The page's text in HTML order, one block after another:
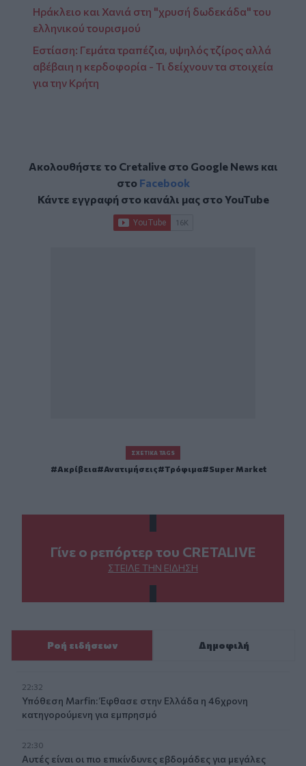
Ηράκλειο και Χανιά στη "χρυσή δωδεκάδα" του
ελληνικού τουρισμού
Εστίαση: Γεμάτα τραπέζια, υψηλός τζίρος αλλά
αβέβαιη η κερδοφορία - Τι δείχνουν τα στοιχεία
για την Κρήτη
Ακολουθήστε το Cretalive στο Google Newsκαι
στο Facebook
Κάντε εγγραφή στο κανάλι μας στοYouTube
ΣΧΕΤΙΚΆ TAGS
Ακρίβεια Ανατιμήσεις Τρόφιμα Super Market
Γίνε ο ρεπόρτερ του CRETALIVE
ΣΤΕΊΛΕ ΤΗΝ ΕΊΔΗΣΗ
Ροή ειδήσεων Δημοφιλή
22:32
Υπόθεση Marfin: Έφθασε στην Ελλάδα η 46χρονη
κατηγορούμενη για εμπρησμό
22:30
Αυτές είναι οι πιο επικίνδυνες εβδομάδες για μεγάλες